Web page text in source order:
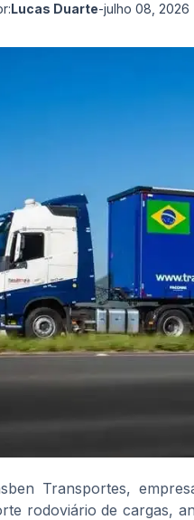
Lucas Duarte-julho 08, 2026
Transportes,
rodoviário de cargas,